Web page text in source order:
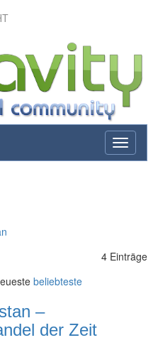
toggle
4 Einträge
beliebteste
–
der Zeit